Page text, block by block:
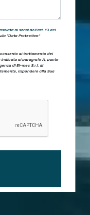
ai sensi dell'art. 13 del
"Data Protection"
al trattamento dei
al paragrafo A, punto
di El-mec S.r.l. di
rispondere alla Sua